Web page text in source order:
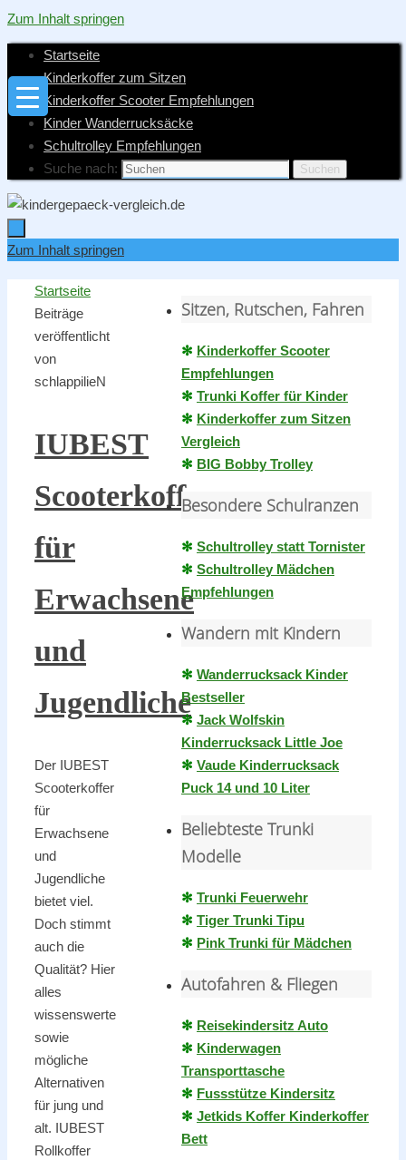
Zum Inhalt springen
Startseite
Kinderkoffer zum Sitzen
Kinderkoffer Scooter Empfehlungen
Kinder Wanderrucksäcke
Schultrolley Empfehlungen
Suche nach:
Suchen
Zum Inhalt springen
Startseite
Beiträge
veröffentlicht
von
schlappilieN
IUBEST
Scooterkoffer
für
Erwachsene
und
Jugendliche
Der IUBEST
Scooterkoffer
für
Erwachsene
und
Jugendliche
bietet viel.
Doch stimmt
auch die
Qualität? Hier
alles
wissenswerte
sowie
mögliche
Alternativen
für jung und
alt. IUBEST
Rollkoffer
Sitzen, Rutschen, Fahren
✻ Kinderkoffer Scooter
Empfehlungen
✻ Trunki Koffer für Kinder
✻ Kinderkoffer zum Sitzen
Vergleich
✻ BIG Bobby Trolley
Besondere Schulranzen
✻ Schultrolley statt Tornister
✻ Schultrolley Mädchen
Empfehlungen
Wandern mit Kindern
✻ Wanderrucksack Kinder
Bestseller
✻ Jack Wolfskin
Kinderrucksack Little Joe
✻ Vaude Kinderrucksack
Puck 14 und 10 Liter
Beliebteste Trunki
Modelle
✻ Trunki Feuerwehr
✻ Tiger Trunki Tipu
✻ Pink Trunki für Mädchen
Autofahren & Fliegen
✻ Reisekindersitz Auto
✻ Kinderwagen
Transporttasche
✻ Fussstütze Kindersitz
✻ Jetkids Koffer Kinderkoffer
Bett